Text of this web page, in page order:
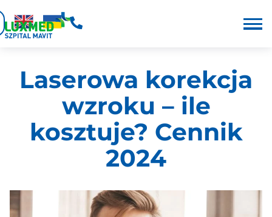
Laserowa korekcja
wzroku – ile
kosztuje? Cennik
2024